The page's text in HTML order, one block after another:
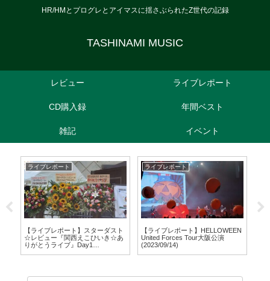
HR/HMとプログレとアイマスに揺さぶられたZ世代の記録
TASHINAMI MUSIC
レビュー ライブレポート
CD購入録 年間ベスト
雑記 イベント
ライブレポート
【ライブレポート】スターダスト
☆レビュー『関西えこひいき☆あ
りがとうライブ』Day1
ライブレポート
【ライブレポート】HELLOWEEN
United Forces Tour大阪公演
(2023/09/14)